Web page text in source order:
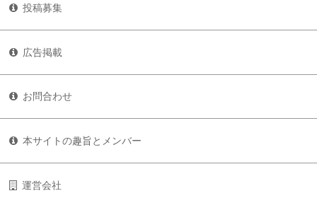
投稿募集
広告掲載
お問合わせ
本サイトの趣旨とメンバー
運営会社